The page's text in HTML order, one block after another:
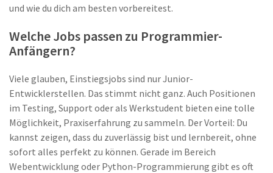
und wie du dich am besten vorbereitest.
Welche Jobs passen zu Programmier-
Anfängern?
Viele glauben, Einstiegsjobs sind nur Junior-
Entwicklerstellen. Das stimmt nicht ganz. Auch Positionen
im Testing, Support oder als Werkstudent bieten eine tolle
Möglichkeit, Praxiserfahrung zu sammeln. Der Vorteil: Du
kannst zeigen, dass du zuverlässig bist und lernbereit, ohne
sofort alles perfekt zu können. Gerade im Bereich
Webentwicklung oder Python-Programmierung gibt es oft